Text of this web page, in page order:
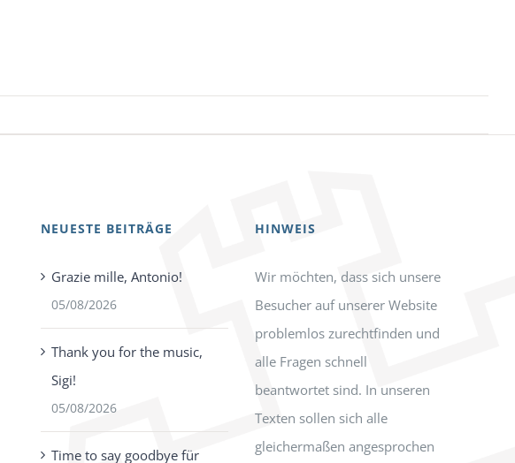
NEUESTE BEITRÄGE
Grazie mille, Antonio!
05/08/2026
Thank you for the music,
Sigi!
05/08/2026
Time to say goodbye für
HINWEIS
Wir möchten, dass sich unsere
Besucher auf unserer Website
problemlos zurechtfinden und
alle Fragen schnell
beantwortet sind. In unseren
Texten sollen sich alle
gleichermaßen angesprochen